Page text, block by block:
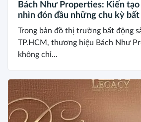
Bách Như Properties: Kiến
nhìn đón đầu những chu kỳ bất
Trong bản đồ thị trường bất động
TP.HCM, thương hiệu Bách Như
không chỉ...